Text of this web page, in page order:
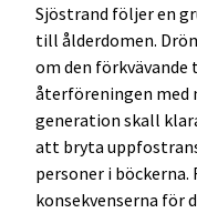
Sjöstrand följer en
till ålderdomen.
om den
återföreningen med
generation skall
att bryta
personer i
konsekvenserna för